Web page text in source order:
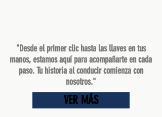
"Desde el primer clic hasta las llaves en tus
manos, estamos aquí para acompañarte en cada
paso. Tu historia al conducir comienza con
nosotros."
VER MÁS